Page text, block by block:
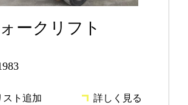
ークリフト
スト追加 詳しく見る